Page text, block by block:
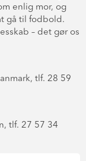
enlig mor, og
gå til fodbold.
– det gør os
tlf. 28 59
tlf. 27 57 34